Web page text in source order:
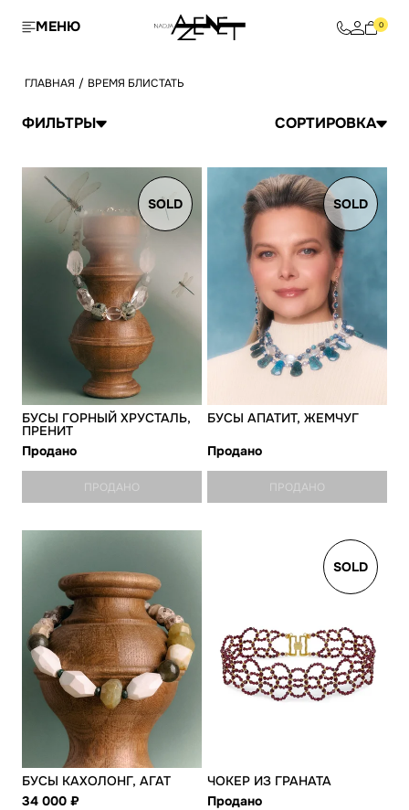
МЕНЮ 0
ГЛАВНАЯ / ВРЕМЯ БЛИСТАТЬ
ФИЛЬТРЫ СОРТИРОВКА
SOLD
БУСЫ ГОРНЫЙ ХРУСТАЛЬ,
ПРЕНИТ
Продано
ПРОДАНО
SOLD
БУСЫ АПАТИТ, ЖЕМЧУГ
Продано
ПРОДАНО
БУСЫ КАХОЛОНГ, АГАТ
34 000
SOLD
ЧОКЕР ИЗ ГРАНАТА
Продано